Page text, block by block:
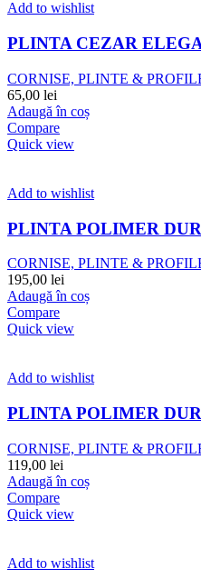
Add to wishlist
PLINTA CEZAR
CORNISE, PLINTE &
65,00 lei
Adaugă în coș
Compare
Quick view
Add to wishlist
PLINTA POLIMER
CORNISE, PLINTE &
195,00 lei
Adaugă în coș
Compare
Quick view
Add to wishlist
PLINTA POLIMER
CORNISE, PLINTE &
119,00 lei
Adaugă în coș
Compare
Quick view
Add to wishlist